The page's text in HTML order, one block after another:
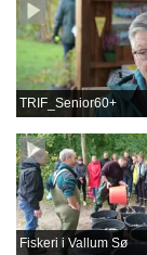
TRIF_Senior60+
Fiskeri i Vallum Sø